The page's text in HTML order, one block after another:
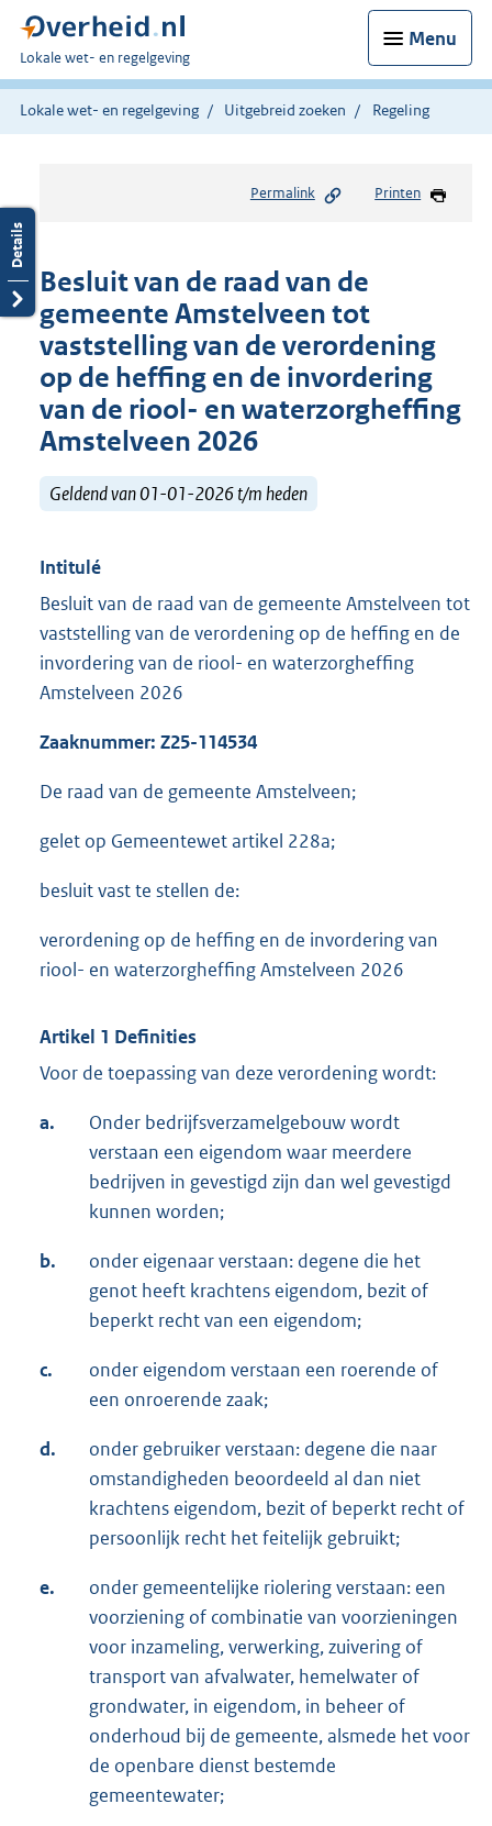
Menu
U
bent
hier:
Lokale wet- en regelgeving
Lokale wet- en regelgeving Uitgebreid zoeken Regeling
Permalink Printen
Besluit van de raad van de
gemeente Amstelveen tot
vaststelling van de verordening
op de heffing en de invordering
van de riool- en waterzorgheffing
Amstelveen 2026
Geldend van 01-01-2026 t/m heden
Intitulé
Besluit van de raad van de gemeente Amstelveen tot
vaststelling van de verordening op de heffing en de
invordering van de riool- en waterzorgheffing
Amstelveen 2026
Zaaknummer: Z25-114534
De raad van de gemeente Amstelveen;
gelet op Gemeentewet artikel 228a;
besluit vast te stellen de:
verordening op de heffing en de invordering van
riool- en waterzorgheffing Amstelveen 2026
Artikel 1 Definities
Voor de toepassing van deze verordening wordt:
a.
Onder bedrijfsverzamelgebouw wordt
verstaan een eigendom waar meerdere
bedrijven in gevestigd zijn dan wel gevestigd
kunnen worden;
b.
onder eigenaar verstaan: degene die het
genot heeft krachtens eigendom, bezit of
beperkt recht van een eigendom;
c.
onder eigendom verstaan een roerende of
een onroerende zaak;
d.
onder gebruiker verstaan: degene die naar
omstandigheden beoordeeld al dan niet
krachtens eigendom, bezit of beperkt recht of
persoonlijk recht het feitelijk gebruikt;
e.
onder gemeentelijke riolering verstaan: een
voorziening of combinatie van voorzieningen
voor inzameling, verwerking, zuivering of
transport van afvalwater, hemelwater of
grondwater, in eigendom, in beheer of
onderhoud bij de gemeente, alsmede het voor
de openbare dienst bestemde
gemeentewater;